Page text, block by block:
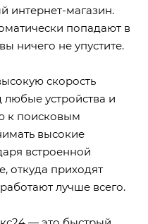
интернет-магазин.
попадают в
ничего не упустите.
скорость
любые устройства и
к поисковым
высокие
встроенной
откуда приходят
лучше всего.